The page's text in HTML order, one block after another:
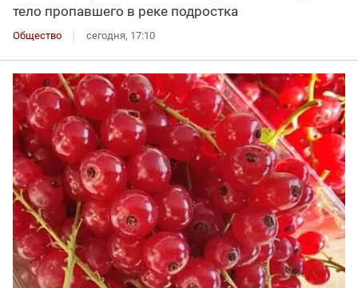
тело пропавшего в реке подростка
Общество сегодня, 17:10